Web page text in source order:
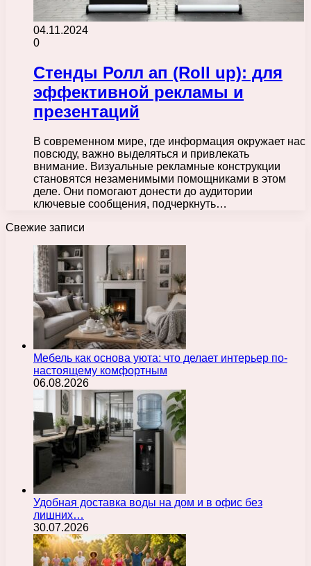
04.11.2024
0
Стенды Ролл ап (Roll up): для
эффективной рекламы и
презентаций
В современном мире, где информация окружает нас
повсюду, важно выделяться и привлекать
внимание. Визуальные рекламные конструкции
становятся незаменимыми помощниками в этом
деле. Они помогают донести до аудитории
ключевые сообщения, подчеркнуть…
Свежие записи
Мебель как основа уюта: что делает интерьер по-
настоящему комфортным
06.08.2026
Удобная доставка воды на дом и в офис без
лишних…
30.07.2026